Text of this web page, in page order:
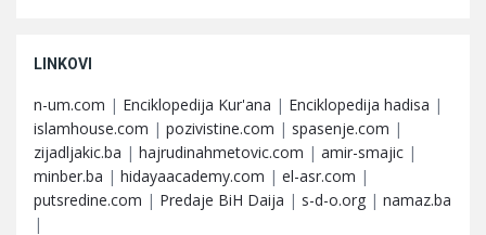
LINKOVI
n-um.com | Enciklopedija Kur'ana | Enciklopedija hadisa |
islamhouse.com | pozivistine.com | spasenje.com |
zijadljakic.ba | hajrudinahmetovic.com | amir-smajic |
minber.ba | hidayaacademy.com | el-asr.com |
putsredine.com | Predaje BiH Daija | s-d-o.org | namaz.ba
|